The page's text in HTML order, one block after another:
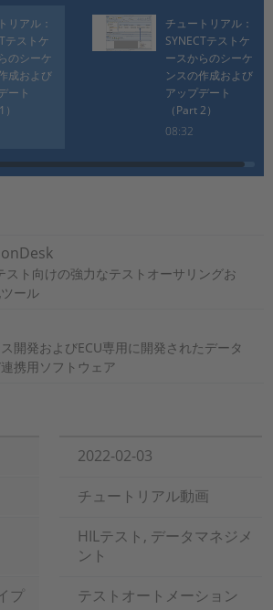
リアル：
テストケ
のシーケ
成および
ート
チュートリアル：
SYNECTテストケ
ースからのシーケ
ンスの作成および
アップデート
（Part 2）
08:32
スト向けの強力なテストオーサリングお
ール
開発およびECU専用に開発されたデータ
携用ソフトウェア
2022-02-03
チュートリアル動画
HILテスト, データマネジメ
ント
プ
テストオートメーション